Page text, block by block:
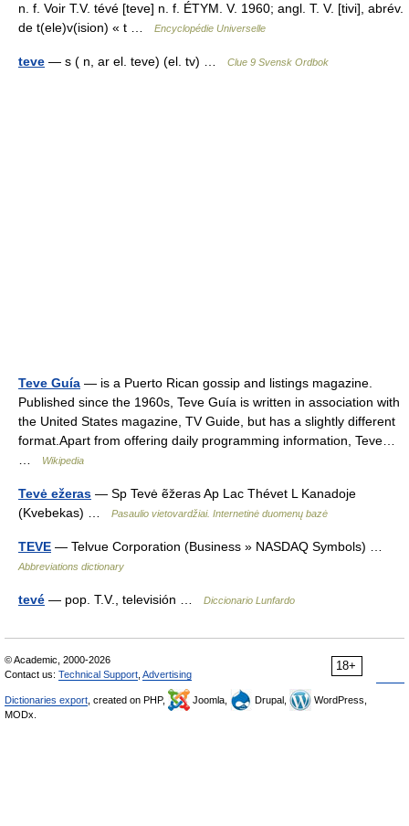
n. f. Voir T.V. tévé [teve] n. f. ÉTYM. V. 1960; angl. T. V. [tivi], abrév.
de t(ele)v(ision) « t …
Encyclopédie Universelle
teve — s ( n, ar el. teve) (el. tv) … Clue 9 Svensk Ordbok
Teve Guía — is a Puerto Rican gossip and listings magazine.
Published since the 1960s, Teve Guía is written in association with
the United States magazine, TV Guide, but has a slightly different
format.Apart from offering daily programming information, Teve…
Wikipedia
Tevė ežeras — Sp Tevė ẽžeras Ap Lac Thévet L Kanadoje
(Kvebekas) …
Pasaulio vietovardžiai. Internetinė duomenų bazė
TEVE — Telvue Corporation (Business » NASDAQ Symbols) …
Abbreviations dictionary
tevé — pop. T.V., televisión … Diccionario Lunfardo
18+
© Academic, 2000-2026
Contact us: Technical Support Advertising
Dictionaries export , created on PHP, Joomla, Drupal,
WordPress,
MODx.